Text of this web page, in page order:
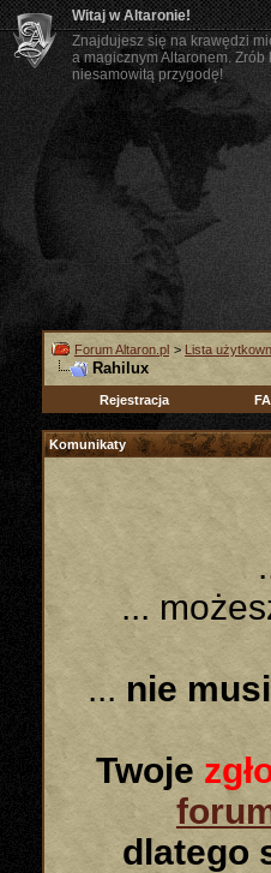
Witaj w Altaronie!
Znajdujesz się na krawędzi
a magicznym Altaronem.
niesamowitą przygodę!
Forum Altaron.pl > Lista
Rahilux
Rejestracja
Komunikaty
...
... nie
Twoje
dlatego